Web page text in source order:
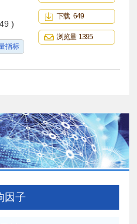
)
指标
下载 649
浏览量 1395
因子